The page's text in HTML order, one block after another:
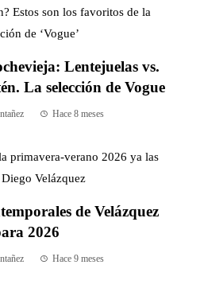
Lentejuelas vs.
La selección de Vogue
Hace 8 meses
de Velázquez
2026
Hace 9 meses